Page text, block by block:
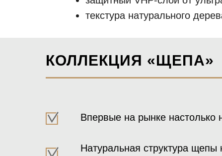
текстура натурального
КОЛЛЕКЦИЯ «ЩЕПА»
Впервые на рынке настолько
Натуральная структура щепы